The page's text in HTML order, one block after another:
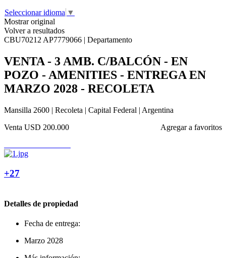
Seleccionar idioma ▼
Mostrar original
Volver a resultados
CBU70212 AP7779066 | Departamento
VENTA - 3 AMB. C/BALCÓN - EN
POZO - AMENITIES - ENTREGA EN
MARZO 2028 - RECOLETA
Mansilla 2600 | Recoleta | Capital Federal | Argentina
Agregar a favoritos
Venta USD 200.000
+27
Detalles de propiedad
Fecha de entrega:
Marzo 2028